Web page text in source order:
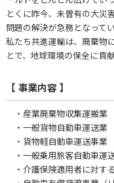
とくに昨今、未曽有の大災
問題の解決が急務となってい
私たち共進運輸は、廃棄物
とで、地球環境の保全に貢
【 事業内容 】
・産業廃棄物収集運搬業
・一般貨物自動車運送業
・貨物軽自動車運送事業
・一般乗用旅客自動車運
・介護保険適用者に対す